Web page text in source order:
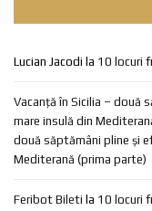
Lucian Jacodi la 10 locuri
Vacanță în Sicilia – două
mare insulă din
două săptămâni pline și
Mediterană (prima parte)
Feribot Bileti la 10 locuri